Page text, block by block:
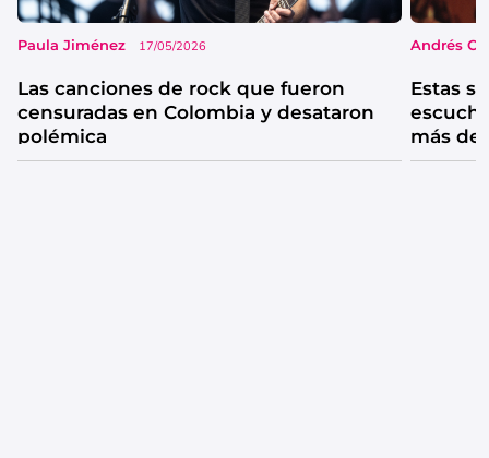
Paula Jiménez 17/05/2026
Las canciones de rock que fueron
censuradas en Colombia y desataron
polémica
Andrés
Estas
más